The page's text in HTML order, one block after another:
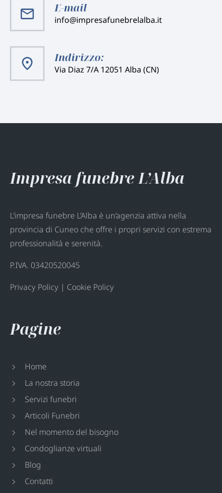
E-mail
info@impresafunebrelalba.it
Indirizzo:
Via Diaz 7/A 12051 Alba (CN)
Impresa funebre L’Alba
L’impresa funebre L’Alba è un’agenzia attiva nella
provincia di Cuneo che offre i propri servizi con estrema
professionalità e serenità.
P.IVA. 03420520045
Privacy Policy | Cookie Policy
Pagine
Home
La nostra storia
Servizi funebri
Articoli Funebri
Nel momento del bisogno
Condoglianze virtuali
Blog
Contatti